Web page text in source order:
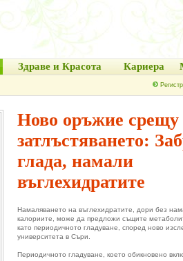
Здраве и Красота Кариера
Ново оръжие срещу
затлъстяването:
глада, намали
въглехидратите
Намаляването на въглехидратите, дори без
калориите, може да предложи същите
като периодичното гладуване, според ново
университета в Съри.
Периодичното гладуване, което обикновено